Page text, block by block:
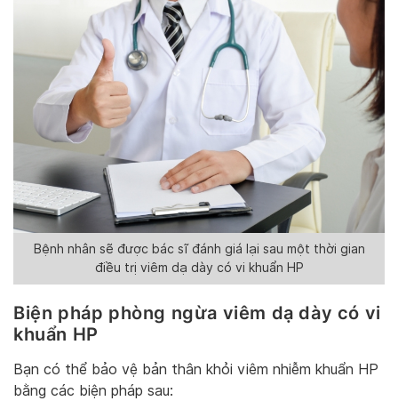
Bệnh nhân sẽ được bác sĩ đánh giá lại sau một thời gian
điều trị viêm dạ dày có vi khuẩn HP
Biện pháp phòng ngừa viêm dạ dày có vi
khuẩn HP
Bạn có thể bảo vệ bản thân khỏi viêm nhiễm khuẩn HP
bằng các biện pháp sau: